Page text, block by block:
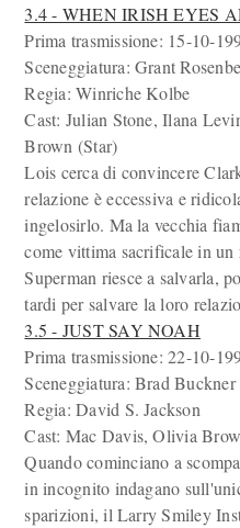
3.4 - WHEN IRISH EYES
Prima trasmissione: 15-10-
Sceneggiatura: Grant
Regia: Winriche Kolbe
Cast: Julian Stone, Ilana
Brown (Star)
Lois cerca di convincere
relazione è eccessiva e
ingelosirlo. Ma la vecchia
come vittima sacrificale in
Superman riesce a salvarla,
tardi per salvare la loro
3.5 - JUST SAY NOAH
Prima trasmissione: 22-10-
Sceneggiatura: Brad
Regia: David S. Jackson
Cast: Mac Davis, Olivia
Quando cominciano a
in incognito indagano
sparizioni, il Larry Smiley